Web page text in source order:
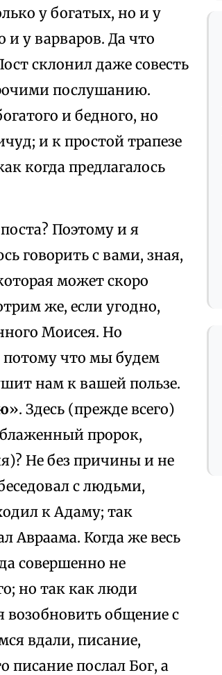
у богатых, но и у
у варваров. Да что
склонил даже совесть
послушанию.
и бедного, но
и к простой трапезе
когда предлагалось
Поэтому и я
говорить с вами, зная,
может скоро
же, если угодно,
Моисея. Но
что мы будем
нам к вашей пользе.
». Здесь (прежде всего)
блаженный пророк,
Не без причины и не
с людьми,
к Адаму; так
Авраама. Когда же весь
совершенно не
но так как люди
возобновить общение с
вдали, писание,
писание послал Бог, а